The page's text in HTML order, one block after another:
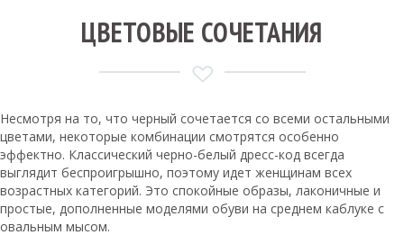
ЦВЕТОВЫЕ СОЧЕТАНИЯ
Несмотря на то, что черный сочетается со всеми остальными
цветами, некоторые комбинации смотрятся особенно
эффектно. Классический черно-белый дресс-код всегда
выглядит беспроигрышно, поэтому идет женщинам всех
возрастных категорий. Это спокойные образы, лаконичные и
простые, дополненные моделями обуви на среднем каблуке с
овальным мысом.